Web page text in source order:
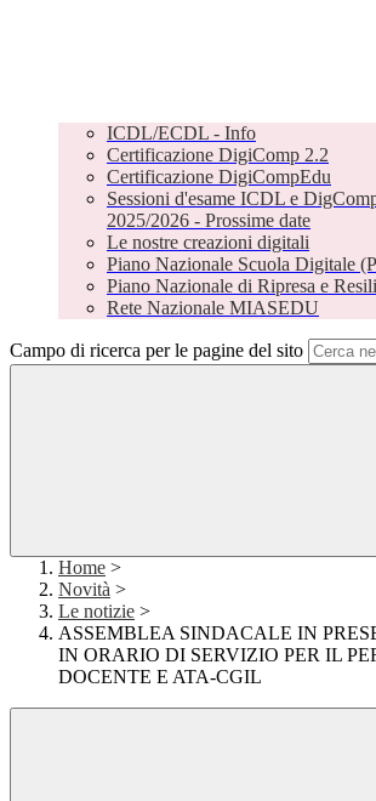
ICDL/ECDL - Info
Certificazione DigiComp 2.2
Certificazione DigiCompEdu
Sessioni d'esame ICDL e
2025/2026 - Prossime date
Le nostre creazioni digitali
Piano Nazionale Scuola Digitale
Piano Nazionale di Ripresa e
Rete Nazionale MIASEDU
Campo di ricerca per le pagine del sito
Home >
Novità >
Le notizie >
ASSEMBLEA SINDACALE IN
IN ORARIO DI SERVIZIO PER IL
DOCENTE E ATA-CGIL